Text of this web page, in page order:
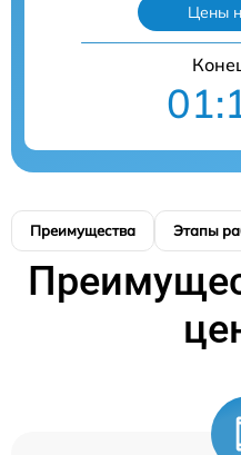
Цены
Преимущества Этапы